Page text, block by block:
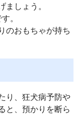
ましょう。
。
のおもちゃが持ち
り、狂犬病予防や
と、預かりを断ら